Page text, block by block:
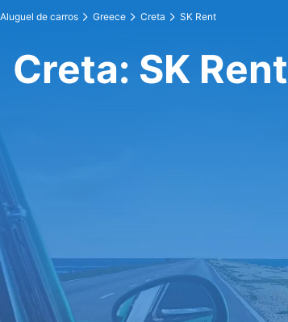
Aluguel de carros Greece Creta SK Rent
Creta: SK Rent